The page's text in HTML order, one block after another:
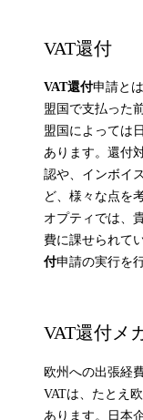
VAT還付
VAT還付申請と
盟国で支払った
盟国によっては
あります。還付
認や、インボイ
ど、様々な点を
オプティでは、
費に課せられて
付申請の実行を
VAT還付メ
欧州への出張経
VATは、たとえ
あります。日本